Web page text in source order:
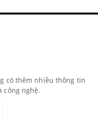
có thêm nhiều thông tin
công nghệ.